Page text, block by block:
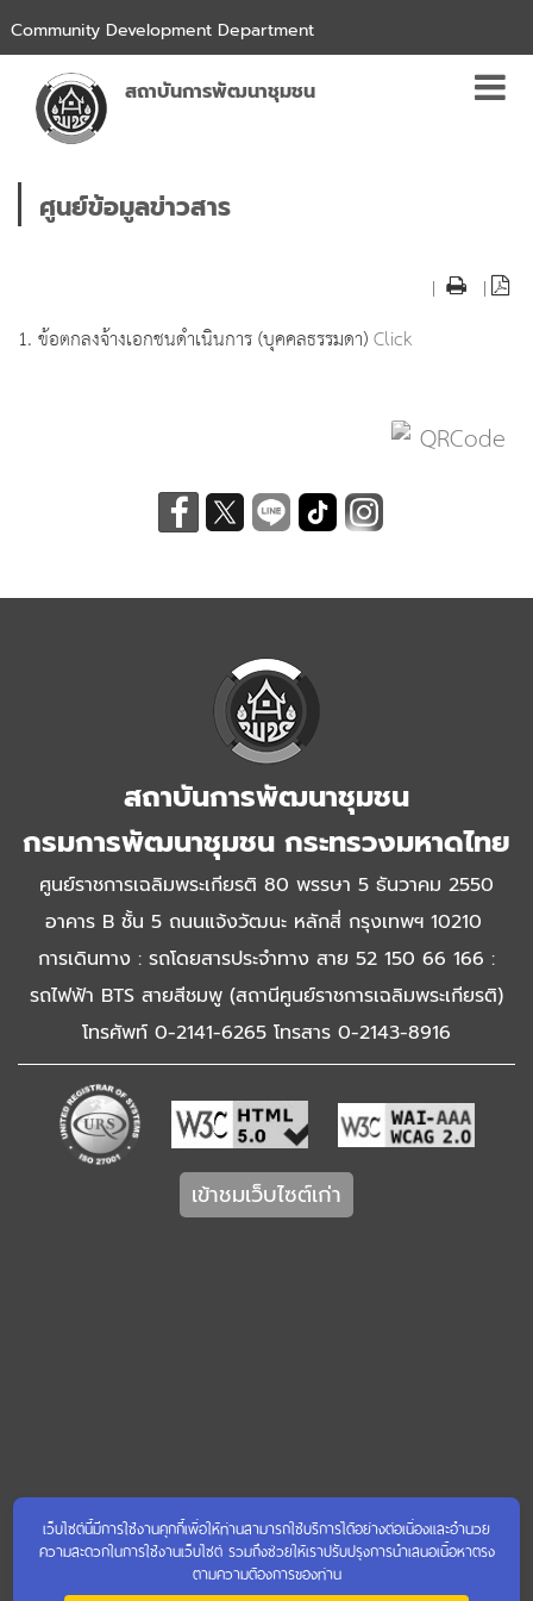
Community Development Department
สถาบันการพัฒนาชุมชน
ศูนย์ข้อมูลข่าวสาร
| |
1. ข้อตกลงจ้างเอกชนดำเนินการ (บุคคลธรรมดา)Click
สถาบันการพัฒนาชุมชน
กรมการพัฒนาชุมชน กระทรวงมหาดไทย
ศูนย์ราชการเฉลิมพระเกียรติ 80 พรรษา 5 ธันวาคม 2550
อาคาร B ชั้น 5 ถนนแจ้งวัฒนะ หลักสี่ กรุงเทพฯ 10210
การเดินทาง : รถโดยสารประจำทาง สาย 52 150 66 166 :
รถไฟฟ้า BTS สายสีชมพู (สถานีศูนย์ราชการเฉลิมพระเกียรติ)
โทรศัพท์ 0-2141-6265 โทรสาร 0-2143-8916
เข้าชมเว็บไซต์เก่า
เว็บไซต์นี้มีการใช้งานคุกกี้เพื่อให้ท่านสามารถใช้บริการได้อย่างต่อเนื่องและอำนวย
ความสะดวกในการใช้งานเว็บไซต์ รวมถึงช่วยให้เราปรับปรุงการนำเสนอเนื้อหาตรง
ตามความต้องการของท่าน